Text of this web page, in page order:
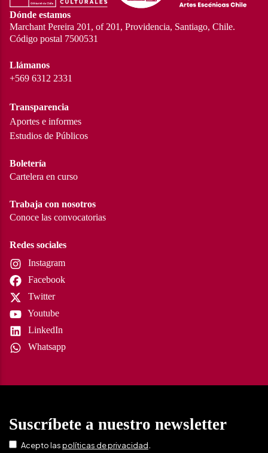
Dónde estamos
Marchant Pereira 201, of 201, Providencia, Santiago, Chile.
Código postal 7500531
Llámanos
+569 6312 2331
Transparencia
Aportes e informes
Estudios de Públicos
Boletería
Cartelera en curso
Trabaja con nosotros
Conoce las convocatorias
Redes sociales
Instagram
Facebook
Twitter
Youtube
LinkedIn
Whatsapp
Suscríbete a nuestro newsletter
Acepto laspolíticas de privacidad.